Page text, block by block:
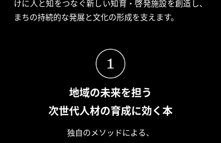
けに人と知をつなぐ新しい知育・啓発施設を創造し、
まちの持続的な発展と文化の形成を支えます。
地域の未来を担う
次世代人材の育成に効く本
独自のメソッドによる、